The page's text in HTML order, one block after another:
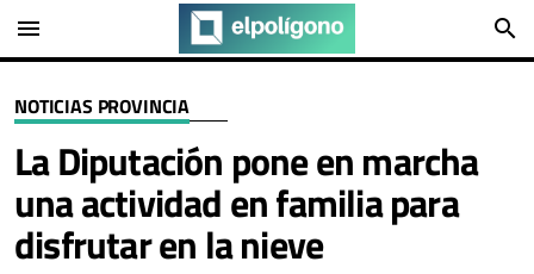
menu search
NOTICIAS PROVINCIA
La Diputación pone en marcha
una actividad en familia para
disfrutar en la nieve